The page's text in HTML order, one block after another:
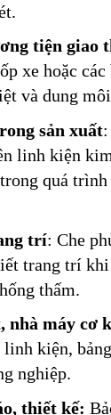
tiện giao
xe hoặc các
và dung
sản xuất
linh kiện
quá
trí: Che
trang trí
thấm.
nhà máy cơ
kiện,
nghiệp.
thiết kế: